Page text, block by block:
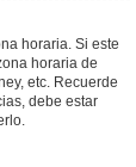
horaria. Si este
horaria de
etc. Recuerde
debe estar